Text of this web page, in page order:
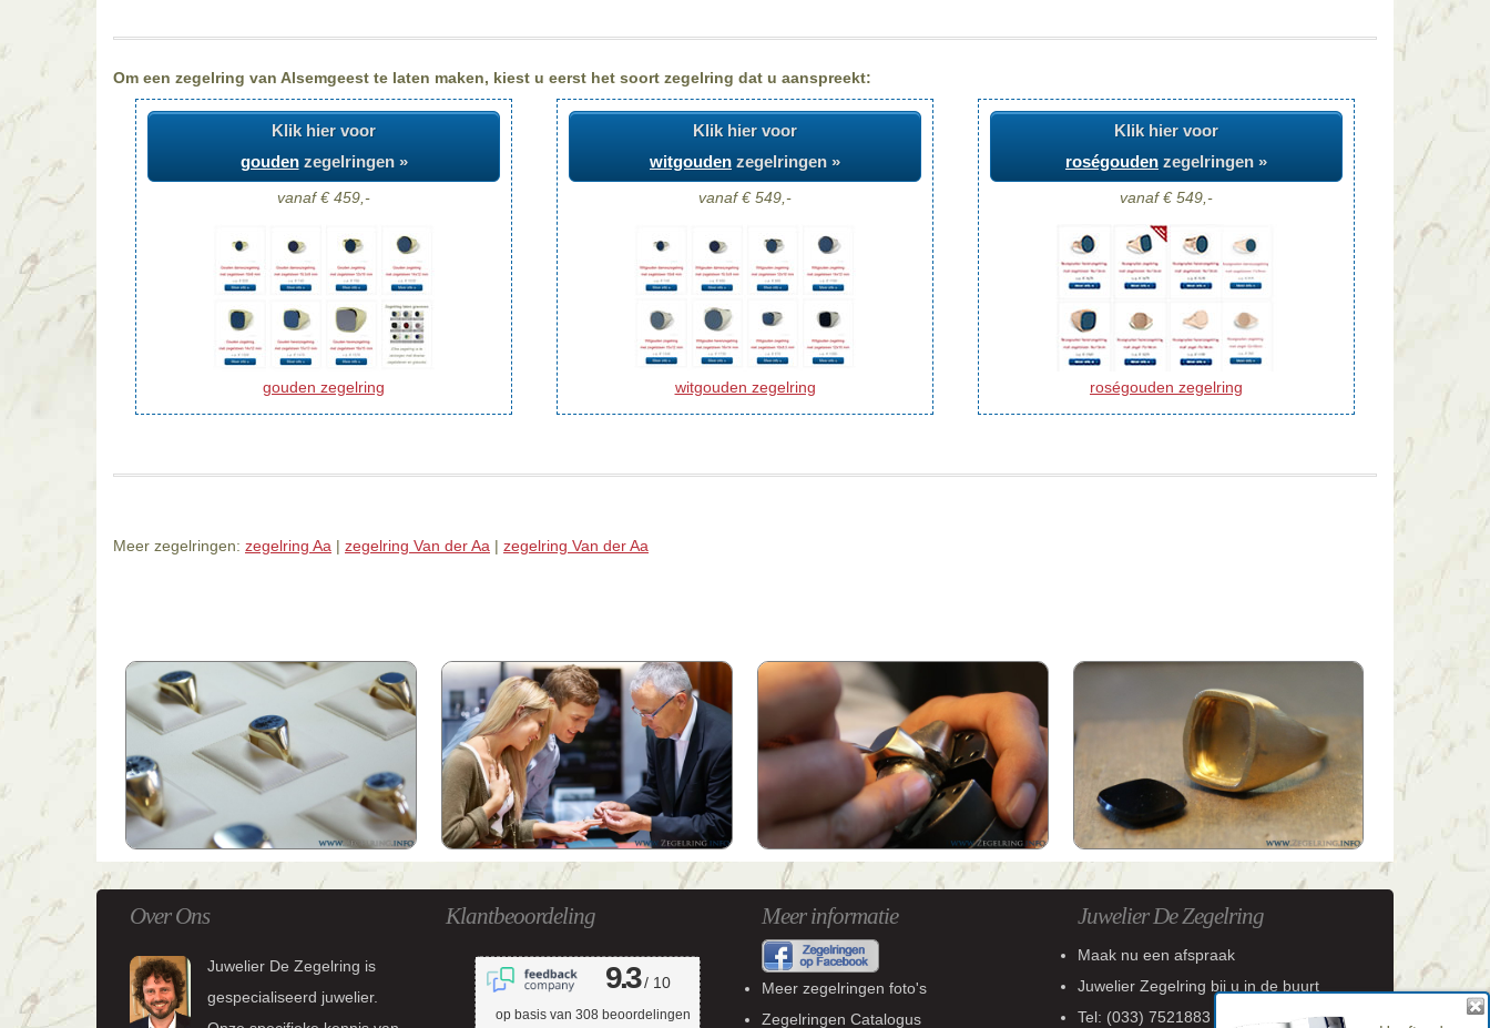
Om een zegelring van Alsemgeest te laten maken, kiest u eerst het soort zegelring dat u aanspreekt:
Klik hier voor
goudenzegelringen »
vanaf € 459,-
gouden zegelring
Klik hier voor
witgouden zegelringen »
vanaf € 549,-
witgouden zegelring
Klik hier voor
roségouden zegelringen »
vanaf € 549,-
roségouden zegelring
Meer zegelringen: zegelring Aa | zegelring Van der Aa | zegelring Van der Aa
Over Ons
Juwelier De Zegelring is
gespecialiseerd juwelier.
Klantbeoordeling
9.3/ 10
op basis van 308 beoordelingen
Meer informatie
Meer zegelringen foto's
Zegelringen Catalogus
Juwelier De Zegelring
Maak nu een afspraak
Juwelier Zegelring bij u in de buurt
Tel: (033) 7521883